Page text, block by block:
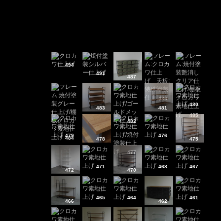
494
491
487
486
485
484
483
482
481
480
479
478
477
476
475
472
471
470
468 467
466
465 464
462
461